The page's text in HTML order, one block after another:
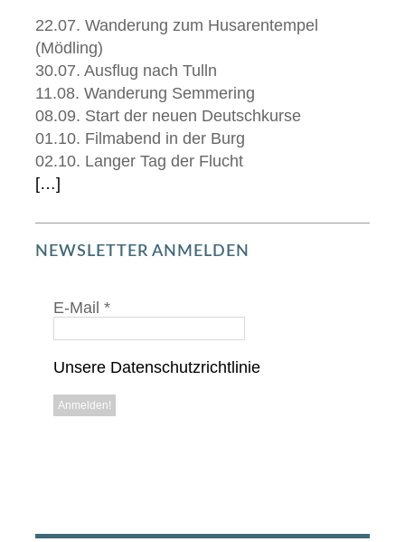
22.07. Wanderung zum Husarentempel
(Mödling)
30.07. Ausflug nach Tulln
11.08. Wanderung Semmering
08.09. Start der neuen Deutschkurse
01.10. Filmabend in der Burg
02.10. Langer Tag der Flucht
[…]
NEWSLETTER ANMELDEN
E-Mail *
Unsere Datenschutzrichtlinie